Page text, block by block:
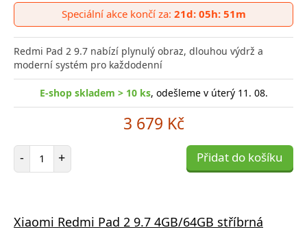
do
Speciální akce končí za: 21d: 05h: 51m
Redmi Pad 2 9.7 nabízí plynulý obraz, dlouhou výdrž a
moderní systém pro každodenní
E-shop skladem > 10 ks, odešleme v úterý 11. 08.
3 679 Kč
- Počet položek
+ Přidat do košíku
Xiaomi Redmi Pad 2 9.7 4GB/64GB stříbrná